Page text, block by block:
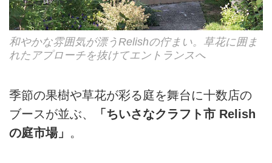
和やかな雰囲気が漂うRelishの佇まい。草花に囲ま
れたアプローチを抜けてエントランスへ
季節の果樹や草花が彩る庭を舞台に十数店の
ブースが並ぶ、
「ちいさなクラフト市 Relish
の庭市場」 。